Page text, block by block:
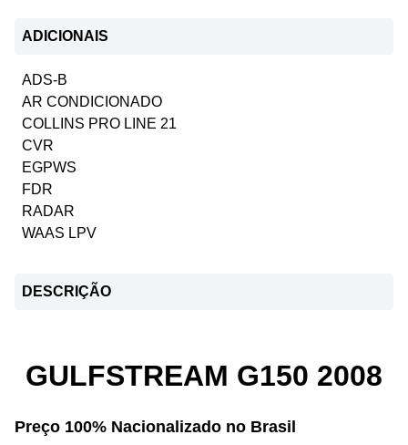
ADICIONAIS
ADS-B
AR CONDICIONADO
COLLINS PRO LINE 21
CVR
EGPWS
FDR
RADAR
WAAS LPV
DESCRIÇÃO
GULFSTREAM G150 2008
Preço 100% Nacionalizado no Brasil